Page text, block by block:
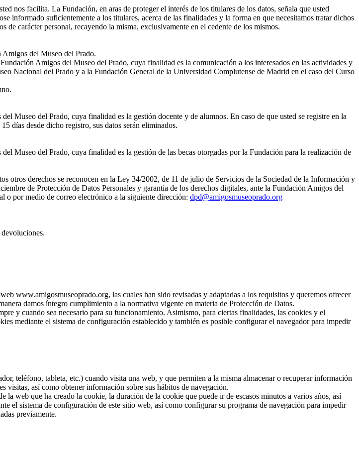
nos facilita. La Fundación, en aras de proteger el interés de los titulares de los datos, señala que usted
informado suficientemente a los titulares, acerca de las finalidades y la forma en que necesitamos tratar dichos
carácter personal, recayendo la misma, exclusivamente en el cedente de los mismos.
Amigos del Museo del Prado.
Amigos del Museo del Prado, cuya finalidad es la comunicación a los interesados en las actividades y
Nacional del Prado y a la Fundación General de la Universidad Complutense de Madrid en el caso del Curso
Museo del Prado, cuya finalidad es la gestión docente y de alumnos. En caso de que usted se registre en la
días desde dicho registro, sus datos serán eliminados.
Museo del Prado, cuya finalidad es la gestión de las becas otorgadas por la Fundación para la realización de
otros derechos se reconocen en la Ley 34/2002, de 11 de julio de Servicios de la Sociedad de la Información y
de Protección de Datos Personales y garantía de los derechos digitales, ante la Fundación Amigos del
o por medio de correo electrónico a la siguiente dirección: dpd@amigosmuseoprado.org
www.amigosmuseoprado.org, las cuales han sido revisadas y adaptadas a los requisitos y queremos ofrecer
damos íntegro cumplimiento a la normativa vigente en materia de Protección de Datos.
y cuando sea necesario para su funcionamiento. Asimismo, para ciertas finalidades, las cookies y el
mediante el sistema de configuración establecido y también es posible configurar el navegador para impedir
teléfono, tableta, etc.) cuando visita una web, y que permiten a la misma almacenar o recuperar información
visitas, así como obtener información sobre sus hábitos de navegación.
web que ha creado la cookie, la duración de la cookie que puede ir de escasos minutos a varios años, así
el sistema de configuración de este sitio web, así como configurar su programa de navegación para impedir
previamente.